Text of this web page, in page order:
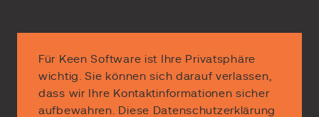
Für Keen Software ist Ihre Privatsphäre
wichtig. Sie können sich darauf verlassen,
dass wir Ihre Kontaktinformationen sicher
aufbewahren. Diese Datenschutzerklärung